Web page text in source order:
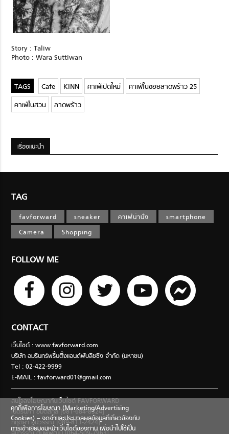
Story : Taliw
Photo : Wara Suttiwan
Cafe KINN คาเฟ่เปิดใหม่
คาเฟ่ในซอยลาดพร้าว 25
คาเฟ่ในสวน
ลาดพร้าว
เรื่องแนะนำ
TAG
favforward sneaker คาเฟ่น่านั่ง
smartphone
Camera
Shopping
FOLLOW ME
CONTACT
เว็บไซต์ : www.favforward.com
บริษัท อมรินทร์พริ้นติ้งแอนด์พับลิชชิ่ง จำกัด (มหาชน)
Tel : 02-422-9999
E-MAIL :favforward01@gmail.com
สนใจลงโฆษณากับเว็บไซต์ FAVFORWARD
เนตรนภา อมตสกุล [081-684-8324]
กฤตยา อุปวรรณ [089-813-2424]
คุกกี้เพื่อการโฆษณา (Marketing/Advertising
Cookies) – จดจำและประมวลผลข้อมูลที่เกี่ยวข้องกับ
การเข้าเยี่ยมชมหน้าเว็บไซต์ของท่าน เพื่อนำไปใช้เป็น